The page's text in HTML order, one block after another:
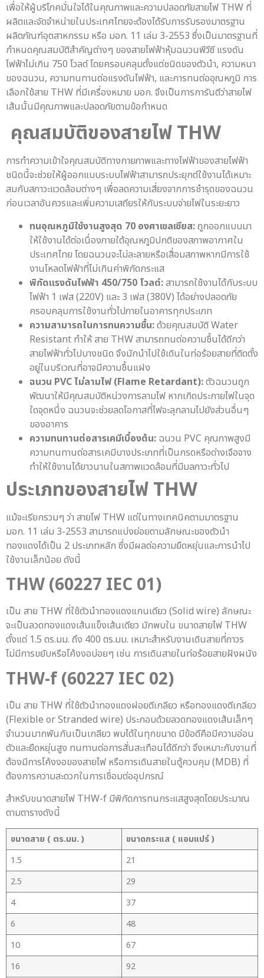
เพื่อให้ผู้บริโภคมั่นใจได้ในคุณภาพและความปลอดภัยสายไฟ THW ที่
ผลิตและจัดจำหน่ายในประเทศไทยจะต้องได้รับการรับรองมาตรฐาน
ผลิตภัณฑ์อุตสาหกรรม หรือ มอก. 11 เล่ม 3-2553 ซึ่งเป็นมาตรฐานที่
กำหนดคุณสมบัติสำคัญต่างๆ ของสายไฟฟ้าหุ้มฉนวนพีวีซี แรงดัน
ไฟฟ้าไม่เกิน 750 โวลต์ โดยครอบคลุมตั้งแต่ชนิดของตัวนำ, ความหนา
ของฉนวน, ความทนทานต่อแรงดันไฟฟ้า, และการทนต่ออุณหภูมิ การ
เลือกใช้สาย THW ที่มีเครื่องหมาย มอก. จึงเป็นการการันตีว่าสายไฟ
เส้นนั้นมีคุณภาพและปลอดภัยตามข้อกำหนด
คุณสมบัติของสายไฟ THW
การทำความเข้าใจคุณสมบัติทางกายภาพและทางไฟฟ้าของสายไฟฟ้า
ชนิดนี้จะช่วยให้ผู้ออกแบบระบบไฟฟ้าสามารถประยุกต์ใช้งานได้เหมาะ
สมกับสภาวะแวดล้อมต่างๆ เพื่อลดความเสี่ยงจากการชำรุดของฉนวน
ก่อนเวลาอันควรและเพิ่มความเสถียรให้กับระบบจ่ายไฟในระยะยาว
ทนอุณหภูมิใช้งานสูงสุด 70 องศาเซลเซียส:ถูกออกแบบมา
ให้ใช้งานได้ต่อเนื่องภายใต้อุณหภูมิปกติของสภาพอากาศใน
ประเทศไทย โดยฉนวนจะไม่ละลายหรือเสื่อมสภาพหากมีการใช้
งานโหลดไฟฟ้าที่ไม่เกินค่าพิกัดกระแส
พิกัดแรงดันไฟฟ้า 450/750 โวลต์:สามารถใช้งานได้กับระบบ
ไฟฟ้า 1 เฟส (220V) และ 3 เฟส (380V) ได้อย่างปลอดภัย
ครอบคลุมการใช้งานทั่วไปภายในอาคารทุกประเภท
ความสามารถในการทนความชื้น:ด้วยคุณสมบัติ Water
Resistant ทำให้ สาย THW สามารถทนต่อความชื้นได้ดีกว่า
สายไฟฟ้าทั่วไปบางชนิด จึงมักนำไปใช้เดินในท่อร้อยสายที่ติดตั้ง
อยู่ในบริเวณที่อาจมีความชื้นแฝง
ฉนวน PVC ไม่ลามไฟ (Flame Retardant):ตัวฉนวนถูก
พัฒนาให้มีคุณสมบัติหน่วงการลามไฟ หากเกิดประกายไฟในจุด
ใดจุดหนึ่ง ฉนวนจะช่วยลดโอกาสที่ไฟจะลุกลามไปยังส่วนอื่นๆ
ของอาคาร
ความทนทานต่อสารเคมีเบื้องต้น: ฉนวน PVC คุณภาพสูงมี
ความทนทานต่อสารเคมีบางประเภทที่เป็นกรดหรือด่างเจือจาง
ทำให้ใช้งานได้ยาวนานในสภาพแวดล้อมที่มีมลภาวะทั่วไป
ประเภทของสายไฟ THW
แม้จะเรียกรวมๆ ว่า สายไฟ THW แต่ในทางเทคนิคตามมาตรฐาน
มอก. 11 เล่ม 3-2553 สามารถแบ่งย่อยตามลักษณะของตัวนำ
ทองแดงได้เป็น 2 ประเภทหลัก ซึ่งมีผลต่อความยืดหยุ่นและการนำไป
ใช้งานเล็กน้อย ดังนี้
THW (60227 IEC 01)
เป็น สาย THW ที่ใช้ตัวนำทองแดงแกนเดียว (Solid wire) ลักษณะ
จะเป็นลวดทองแดงเส้นแข็งเส้นเดียว มักพบใน ขนาดสายไฟ THW
ตั้งแต่ 1.5 ตร.มม. ถึง 400 ตร.มม. เหมาะสำหรับงานเดินสายที่ถาวร
ไม่มีการขยับหรือโค้งงอบ่อยๆ เช่น การเดินสายในท่อร้อยสายฝังผนัง
THW-f (60227 IEC 02)
เป็น สาย THW ที่ใช้ตัวนำทองแดงฝอยตีเกลียว หรือทองแดงตีเกลียว
(Flexible or Stranded wire) ประกอบด้วยลวดทองแดงเส้นเล็กๆ
จำนวนมากพันกันเป็นเกลียว พบได้ในทุกขนาด มีข้อดีคือมีความอ่อน
ตัวและยืดหยุ่นสูง ทนทานต่อการสั่นสะเทือนได้ดีกว่า จึงเหมาะกับงานที่
ต้องมีการโค้งงอของสายไฟ หรือการเดินสายในตู้ควบคุม (MDB) ที่
ต้องการความสะดวกในการเชื่อมต่ออุปกรณ์
สำหรับขนาดสายไฟ THW-f มีพิกัดการทนกระแสสูงสุดโดยประมาณ
ตามตารางดังนี้
ขนาดสาย ( ตร.มม. )
ขนาดกระแส ( แอมแปร์ )
1.5
21
2.5
29
4
37
6
48
10
67
16
92